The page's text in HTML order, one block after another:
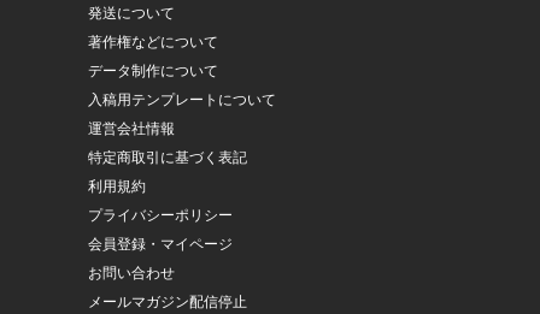
発送について
著作権などについて
データ制作について
入稿用テンプレートについて
運営会社情報
特定商取引に基づく表記
利用規約
プライバシーポリシー
会員登録・マイページ
お問い合わせ
メールマガジン配信停止